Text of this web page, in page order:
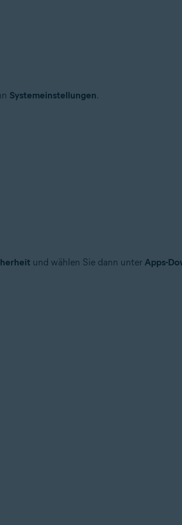
Systemeinstellungen.
und wählen Sie dann unter Apps-